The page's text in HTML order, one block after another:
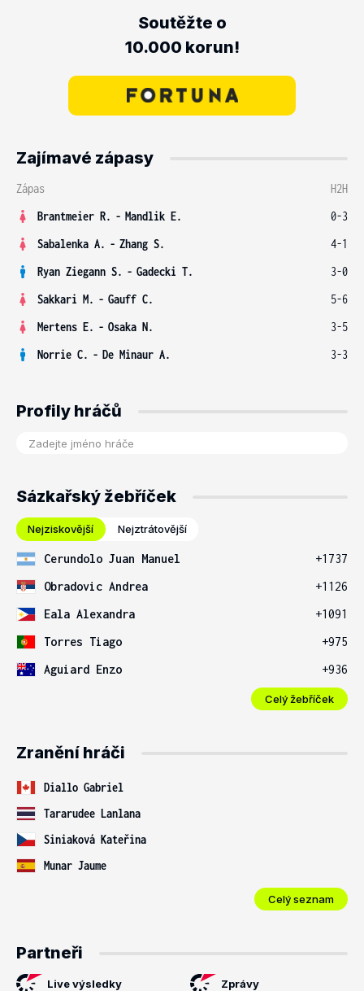
Soutěžte o
10.000 korun!
Zajímavé zápasy
Zápas
H2H
Brantmeier R. - Mandlik E.
0-3
Sabalenka A. - Zhang S.
4-1
Ryan Ziegann S. - Gadecki T.
3-0
Sakkari M. - Gauff C.
5-6
Mertens E. - Osaka N.
3-5
Norrie C. - De Minaur A. 3-3
Profily hráčů
Sázkařský žebříček
Nejziskovější Nejztrátovější
Cerundolo Juan Manuel
+1737
Obradovic Andrea
+1126
Eala Alexandra
+1091
Torres Tiago
+975
Aguiard Enzo
+936
Celý žebříček
Zranění hráči
Diallo Gabriel
Tararudee Lanlana
Siniaková Kateřina
Munar Jaume
Celý seznam
Partneři
Live výsledky Zprávy